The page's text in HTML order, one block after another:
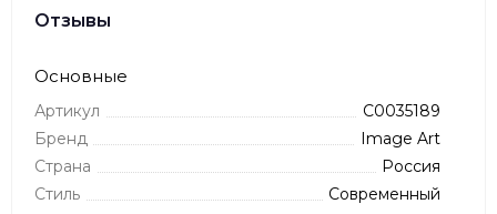
Отзывы
Основные
Артикул
C0035189
Бренд
Image Art
Страна
Россия
Стиль
Современный